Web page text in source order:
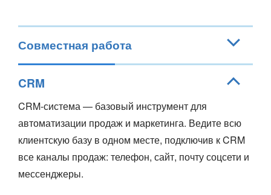
Совместная работа
Новый уровень совместной работы всей компании.
Пригласите сотрудников в единый
онлайн-офис,
повторяющий структуру вашей компании.
Используйте все возможности корпоративной
соцсети:
общайтесь в мессенджере и через
CRM
CRM-система — базовый инструмент для
автоматизации продаж и маркетинга. Ведите всю
клиентскую базу в одном месте, подключив к CRM
все каналы продаж: телефон, сайт, почту соцсети и
мессенджеры.